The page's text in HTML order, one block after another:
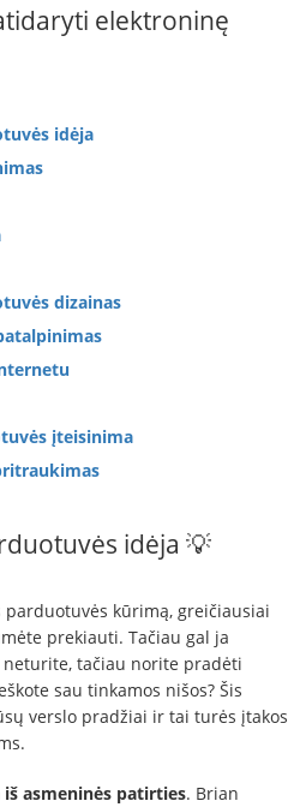
elektroninę
idėja
dizainas
įteisinima
idėja 💡
kūrimą, greičiausiai
prekiauti. Tačiau gal ja
tačiau norite pradėti
sau tinkamos nišos? Šis
verslo pradžiai ir tai turės įtakos
asmeninės patirties. Brian